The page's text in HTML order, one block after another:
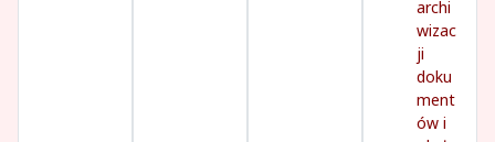
archi
wizac
ji
doku
ment
ów i